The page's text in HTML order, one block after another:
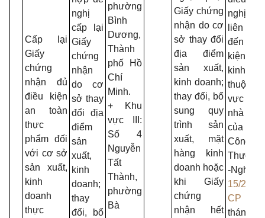
phường
Bình
Dương,
Thành
phố Hồ
Chí
Minh.
+ Khu
vực III:
Số 4
Nguyễn
Tất
Thành,
phường
Bà
nghị
liên
đến
kiện
kinh
thuộc
vực
nhà
của
Công
Thương;
-Nghị
15/
CP
tháng
Cấp lại
Giấy
chứng
nhận đủ
điều kiện
an toàn
thực
phẩm đối
với cơ sở
sản xuất,
kinh
doanh
thực
nghị
cấp lại
Giấy
chứng
nhận
do cơ
sở thay
đổi địa
điểm
sản
xuất,
kinh
doanh;
thay
đổi, bổ
Giấy chứng
nhận do cơ
sở thay đổi
địa điểm
sản xuất,
kinh doanh;
thay đổi, bổ
sung quy
trình sản
xuất, mặt
hàng kinh
doanh hoặc
khi Giấy
chứng
nhận hết